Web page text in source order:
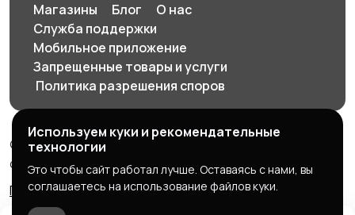
Магазины Блог
О нас
Служба поддержки
Мобильное приложение
Запрещенные товары и услуги
️ Политика разрешения споров
© 2026 SellClick - доска частных и коммерческих
объявлений
Правила сервиса
Политика конфиденциальности
Используем куки и рекомендательные
технологии
Это чтобы сайт работал лучше. Оставаясь с нами, вы
соглашаетесь на использование файлов куки.